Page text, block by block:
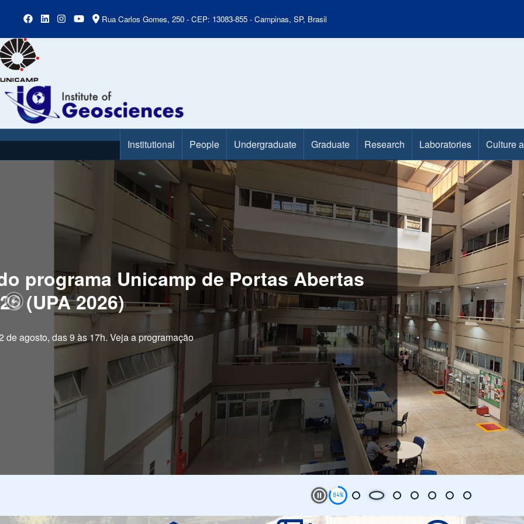
Rua Carlos Gomes, 250 - CEP: 13083-855 - Campinas, SP, Brasil
Main Menu Institutional People Undergraduate Graduate Research Laboratories
Culture
Workshop in Geosciences for Oil &
Gas
pesquisa com os desafios do setor de energia no mundo real
Play and Stop Slideshow
Previous Slide